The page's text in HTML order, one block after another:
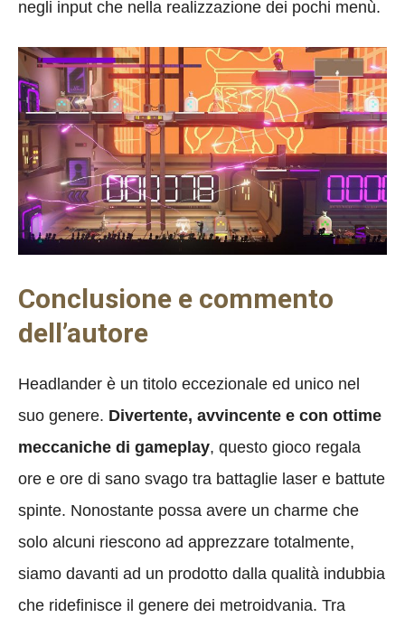
negli input che nella realizzazione dei pochi menù.
Conclusione e commento
dell’autore
Headlander è un titolo eccezionale ed unico nel
suo genere. Divertente, avvincente e con ottime
meccaniche di gameplay, questo gioco regala
ore e ore di sano svago tra battaglie laser e battute
spinte. Nonostante possa avere un charme che
solo alcuni riescono ad apprezzare totalmente,
siamo davanti ad un prodotto dalla qualità indubbia
che ridefinisce il genere dei metroidvania. Tra